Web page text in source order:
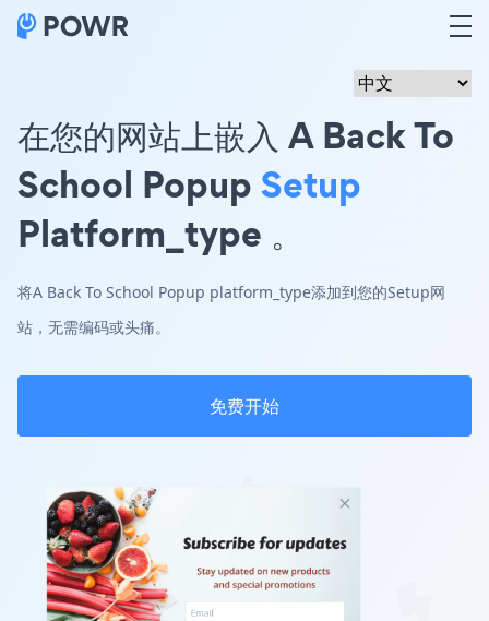
在您的网站上嵌入 A Back To
School PopupSetup
Platform_type 。
将A Back To School Popup platform_type添加到您的Setup网
站，无需编码或头痛。
免费开始